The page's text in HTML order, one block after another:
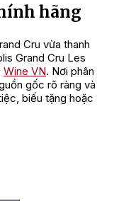
hãng
Cru vừa thanh
Grand Cru Les
Wine VN. Nơi phân
gốc rõ ràng và
biếu tặng hoặc